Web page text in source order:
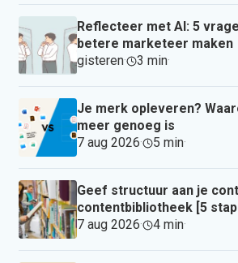
Reflecteer met AI: 5
betere marketeer maken
gisteren· 3 min·
Je merk opleveren?
meer genoeg is
7 aug 2026· 5 min·
Geef structuur aan je
contentbibliotheek [5
7 aug 2026· 4 min·